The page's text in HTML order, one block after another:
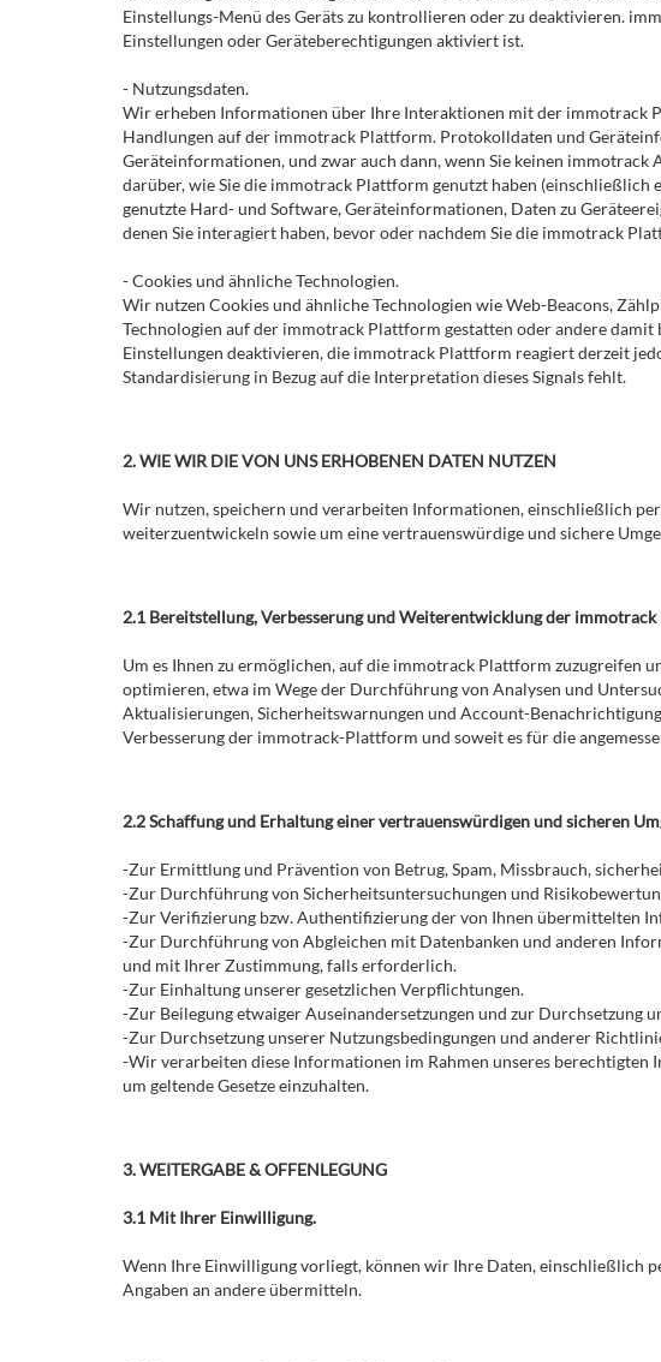
Einstellungs-Menü des Geräts zu kontrollieren oder zu deaktivieren.
Einstellungen oder Geräteberechtigungen aktiviert ist.
- Nutzungsdaten.
Wir erheben Informationen über Ihre Interaktionen mit der immotrack
Handlungen auf der immotrack Plattform. Protokolldaten und
Geräteinformationen, und zwar auch dann, wenn Sie keinen
darüber, wie Sie die immotrack Plattform genutzt haben
genutzte Hard- und Software, Geräteinformationen, Daten zu
denen Sie interagiert haben, bevor oder nachdem Sie die immotrack
- Cookies und ähnliche Technologien.
Wir nutzen Cookies und ähnliche Technologien wie Web-Beacons,
Technologien auf der immotrack Plattform gestatten oder andere
Einstellungen deaktivieren, die immotrack Plattform reagiert derzeit
Standardisierung in Bezug auf die Interpretation dieses Signals fehlt.
2. WIE WIR DIE VON UNS ERHOBENEN DATEN NUTZEN
Wir nutzen, speichern und verarbeiten Informationen, einschließlich
weiterzuentwickeln sowie um eine vertrauenswürdige und sichere
2.1 Bereitstellung, Verbesserung und Weiterentwicklung der
Um es Ihnen zu ermöglichen, auf die immotrack Plattform zuzugreifen
optimieren, etwa im Wege der Durchführung von Analysen und
Aktualisierungen, Sicherheitswarnungen und Account-
Verbesserung der immotrack-Plattform und soweit es für die
2.2 Schaffung und Erhaltung einer vertrauenswürdigen und sicheren
-Zur Ermittlung und Prävention von Betrug, Spam, Missbrauch,
-Zur Durchführung von Sicherheitsuntersuchungen und
-Zur Verifizierung bzw. Authentifizierung der von Ihnen übermittelten
-Zur Durchführung von Abgleichen mit Datenbanken und anderen
und mit Ihrer Zustimmung, falls erforderlich.
-Zur Einhaltung unserer gesetzlichen Verpflichtungen.
-Zur Beilegung etwaiger Auseinandersetzungen und zur Durchsetzung
-Zur Durchsetzung unserer Nutzungsbedingungen und anderer
-Wir verarbeiten diese Informationen im Rahmen unseres berechtigten
um geltende Gesetze einzuhalten.
3. WEITERGABE & OFFENLEGUNG
3.1 Mit Ihrer Einwilligung.
Wenn Ihre Einwilligung vorliegt, können wir Ihre Daten, einschließlich
Angaben an andere übermitteln.